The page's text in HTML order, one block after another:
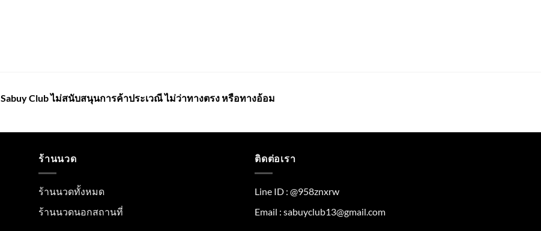
Sabuy Club ไม่สนับสนุนการค้าประเวณี ไม่ว่าทางตรง หรือทางอ้อม
ร้านนวด
ร้านนวดทั้งหมด
ร้านนวดนอกสถานที่
ติดต่อเรา
Line ID : @958znxrw
Email : sabuyclub13@gmail.com